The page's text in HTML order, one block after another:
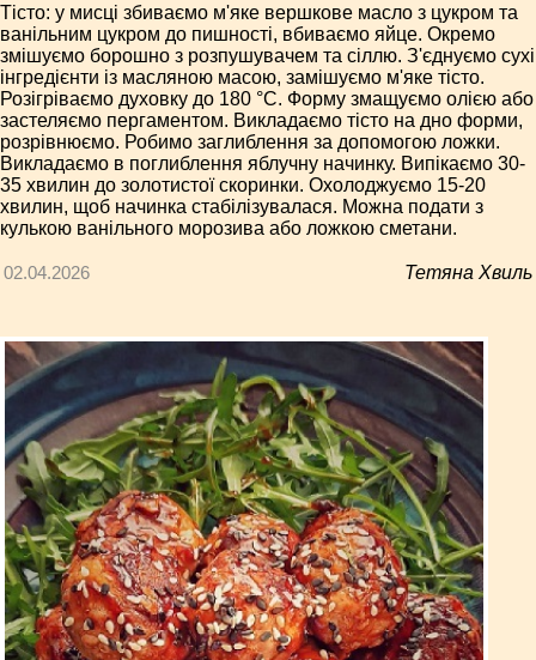
Тісто: у мисці збиваємо м'яке вершкове масло з цукром та
ванільним цукром до пишності, вбиваємо яйце. Окремо
змішуємо борошно з розпушувачем та сіллю. З'єднуємо сухі
інгредієнти із масляною масою, замішуємо м'яке тісто.
Розігріваємо духовку до 180 °C. Форму змащуємо олією або
застеляємо пергаментом. Викладаємо тісто на дно форми,
розрівнюємо. Робимо заглиблення за допомогою ложки.
Викладаємо в поглиблення яблучну начинку. Випікаємо 30-
35 хвилин до золотистої скоринки. Охолоджуємо 15-20
хвилин, щоб начинка стабілізувалася. Можна подати з
кулькою ванільного морозива або ложкою сметани.
02.04.2026 Тетяна Хвиль